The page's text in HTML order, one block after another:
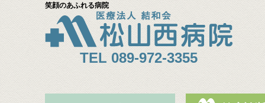
笑顔のあふれる病院
TEL 089-972-3355